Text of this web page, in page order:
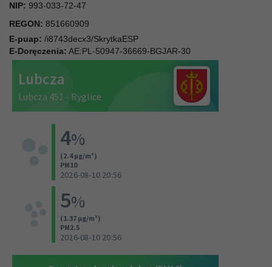
NIP: 993-033-72-47
REGON: 851660909
E-puap: /i8743decx3/SkrytkaESP
E-Doręczenia: AE:PL-50947-36669-BGJAR-30